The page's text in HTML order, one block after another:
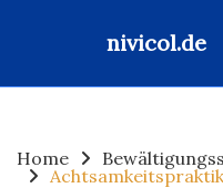
nivicol.de
content
Home